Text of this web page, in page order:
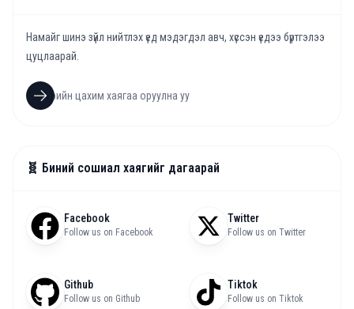
Намайг шинэ зүйл нийтлэх үед мэдэгдэл авч, хүссэн үедээ бүртгэлээ
цуцлаарай.
🧬 Биний сошиал хаягийг дагаарай
Facebook
Follow us on Facebook
Twitter
Follow us on Twitter
Github
Follow us on Github
Tiktok
Follow us on Tiktok